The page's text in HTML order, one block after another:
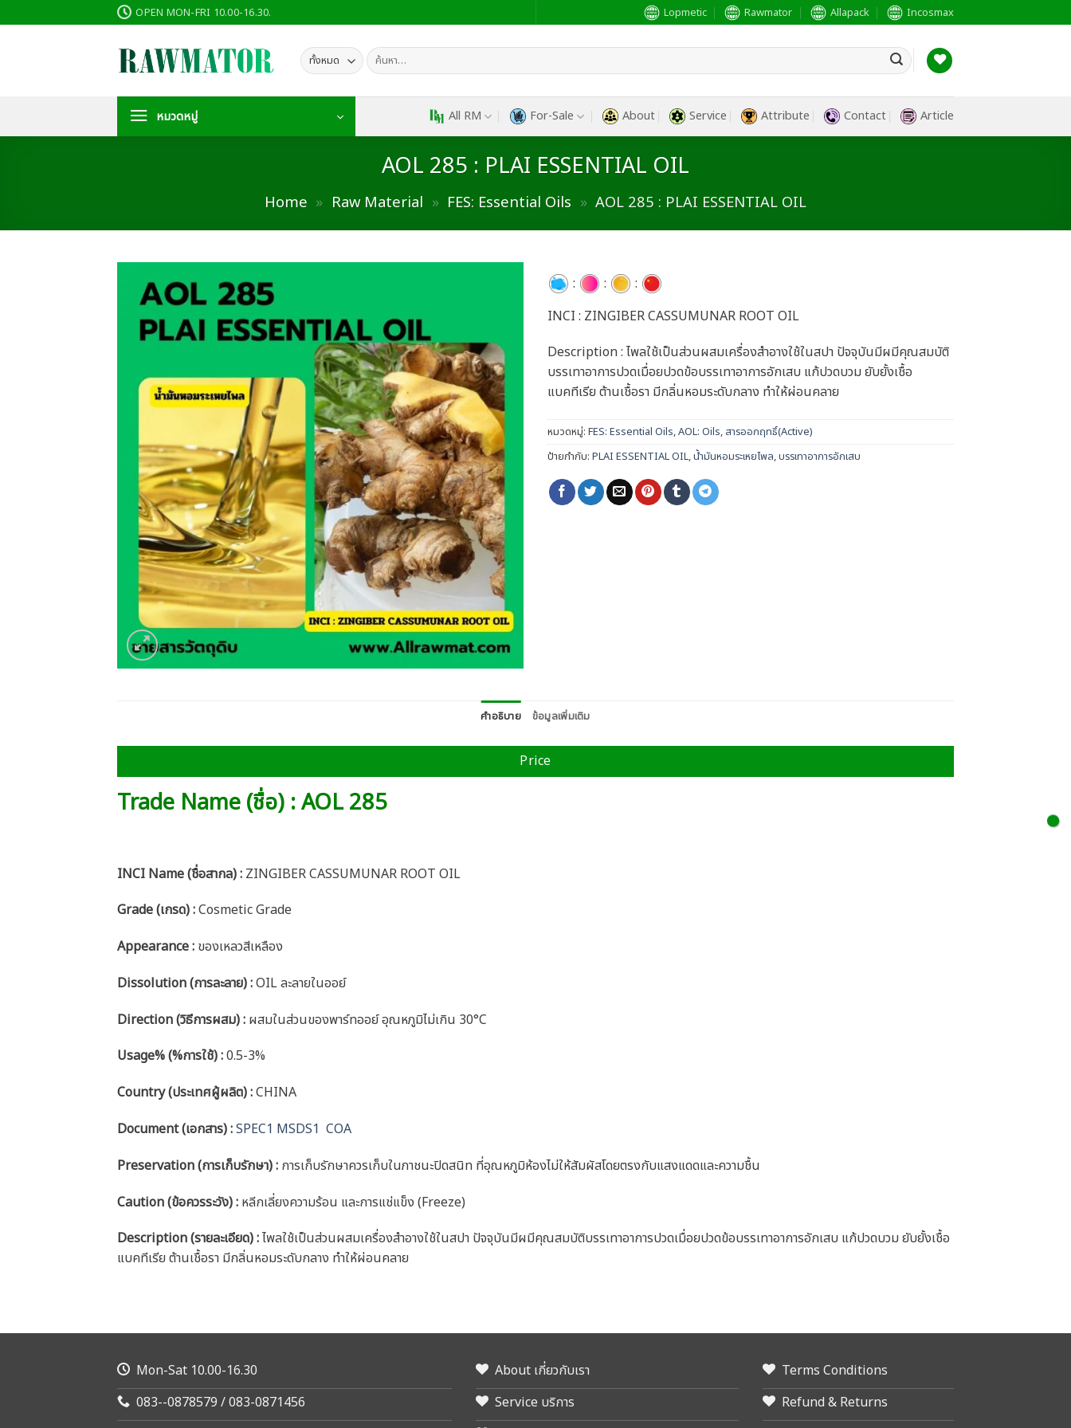
ไป
OPEN MON-FRI 10.00-16.30. Lopmetic Rawmator Allapack Incosmax
ค้นหา:
หมวดหมู่ All RM For-Sale About Service Attribute Contact Article
AOL 285 : PLAI ESSENTIAL OIL
Home » Raw Material » FES: Essential Oils » AOL 285 : PLAI ESSENTIAL OIL
: :
:
INCI : ZINGIBER CASSUMUNAR ROOT OIL
Description : ไพลใช้เป็นส่วนผสมเครื่องสำอางใช้ในสปา ปัจจุบันมีผมีคุณสมบัติ
บรรเทาอาการปวดเมื่อยปวดข้อบรรเทาอาการอักเสบ แก้ปวดบวม ยับยั้งเชื้อ
แบคทีเรีย ต้านเชื้อรา มีกลิ่นหอมระดับกลาง ทำให้ผ่อนคลาย
หมวดหมู่: FES: Essential Oils,AOL: Oils, สารออกฤทธิ์(Active)
ป้ายกำกับ: PLAI ESSENTIAL OIL,น้ำมันหอมระเหยไพล,บรรเทาอาการอักเสบ
คำอธิบาย ข้อมูลเพิ่มเติม
Price
Trade Name (ชื่อ) : AOL 285
INCI Name (ชื่อสากล) : ZINGIBER CASSUMUNAR ROOT OIL
Grade (เกรด) :Cosmetic Grade
Appearance : ของเหลวสีเหลือง
Dissolution (การละลาย) :OIL ละลายในออย์
Direction (วิธีการผสม) : ผสมในส่วนของพาร์ทออย์ อุณหภูมิไม่เกิน 30°C
Usage% (%การใช้) :0.5-3%
Country (ประเทศผู้ผลิต) :CHINA
Document (เอกสาร) :SPEC1 MSDS1 COA
Preservation (การเก็บรักษา) : การเก็บรักษาควรเก็บในภาชนะปิดสนิท ที่อุณหภูมิห้องไม่ให้สัมผัสโดยตรงกับแสงแดดและความชื้น
Caution(ข้อควรระวัง) : หลีกเลี่ยงความร้อน และการแช่แข็ง (Freeze)
Description (รายละเอียด):ไพลใช้เป็นส่วนผสมเครื่องสำอางใช้ในสปา ปัจจุบันมีผมีคุณสมบัติบรรเทาอาการปวดเมื่อยปวดข้อบรรเทาอาการอักเสบ แก้ปวดบวม ยับยั้งเชื้อ
แบคทีเรีย ต้านเชื้อรา มีกลิ่นหอมระดับกลาง ทำให้ผ่อนคลาย
Mon-Sat 10.00-16.30
083--0878579 / 083-0871456
About เกี่ยวกับเรา
Service บริการ
Terms Conditions
Refund & Returns